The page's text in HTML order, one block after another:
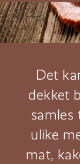
Det
dekket
ulike
mat,